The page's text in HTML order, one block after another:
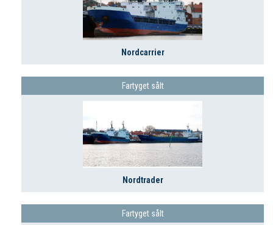
Nordcarrier
Fartyget sålt
Nordtrader
Fartyget sålt